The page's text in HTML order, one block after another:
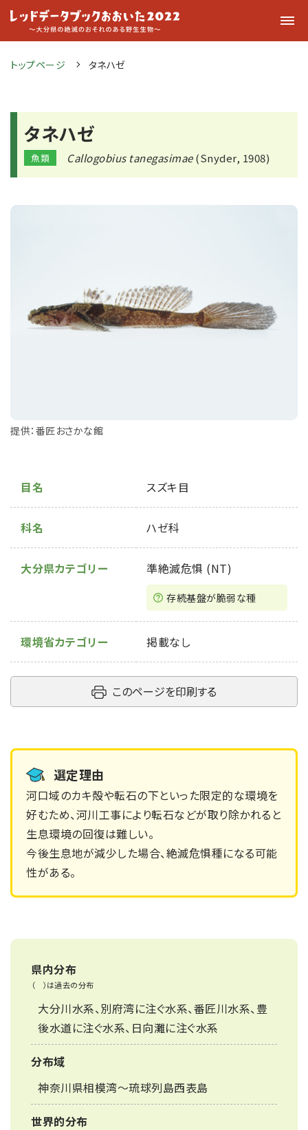
トップページ タネハゼ
タネハゼ
魚類 Callogobius tanegasimae(Snyder, 1908)
提供：番匠おさかな館
目名 スズキ目
科名 ハゼ科
大分県カテゴリー 準絶滅危惧 (NT)
存続基盤が脆弱な種
環境省カテゴリー 掲載なし
このページを印刷する
選定理由
河口域のカキ殻や転石の下といった限定的な環境を
好むため、河川工事により転石などが取り除かれると
生息環境の回復は難しい。
今後生息地が減少した場合、絶滅危惧種になる可能
性がある。
県内分布
（ ）は過去の分布
大分川水系、別府湾に注ぐ水系、番匠川水系、豊
後水道に注ぐ水系、日向灘に注ぐ水系
分布域
神奈川県相模湾～琉球列島西表島
世界的分布